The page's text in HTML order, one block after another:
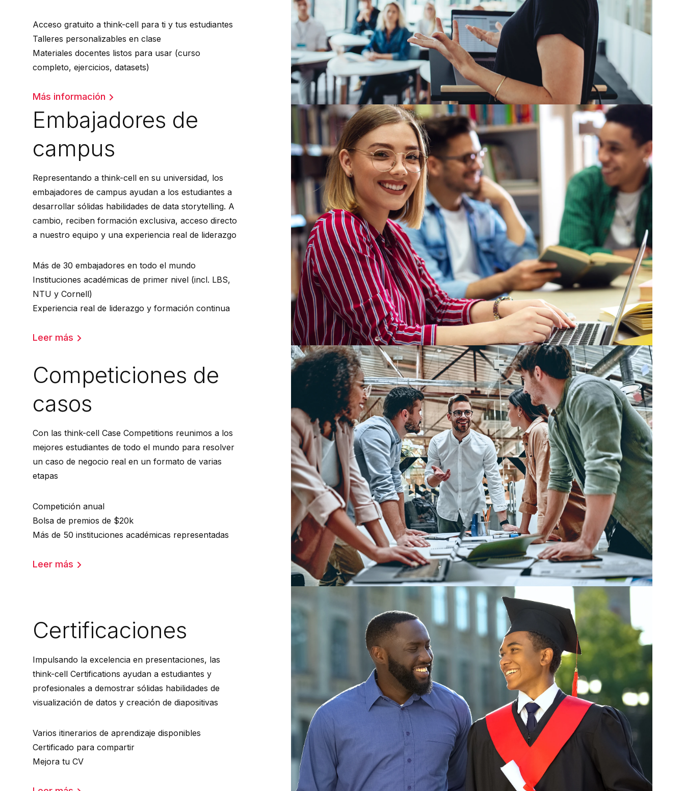
Acceso gratuito a think-cell para ti y tus estudiantes
Talleres personalizables en clase
Materiales docentes listos para usar (curso
completo, ejercicios, datasets)
Más información
Embajadores de
campus
Representando a think-cell en su universidad, los
embajadores de campus ayudan a los estudiantes a
desarrollar sólidas habilidades de data storytelling. A
cambio, reciben formación exclusiva, acceso directo
a nuestro equipo y una experiencia real de liderazgo
Más de 30 embajadores en todo el mundo
Instituciones académicas de primer nivel (incl. LBS,
NTU y Cornell)
Experiencia real de liderazgo y formación continua
Leer más
Competiciones de
casos
Con las think-cell Case Competitions reunimos a los
mejores estudiantes de todo el mundo para resolver
un caso de negocio real en un formato de varias
etapas
Competición anual
Bolsa de premios de $20k
Más de 50 instituciones académicas representadas
Leer más
Certificaciones
Impulsando la excelencia en presentaciones, las
think-cell Certifications ayudan a estudiantes y
profesionales a demostrar sólidas habilidades de
visualización de datos y creación de diapositivas
Varios itinerarios de aprendizaje disponibles
Certificado para compartir
Mejora tu CV